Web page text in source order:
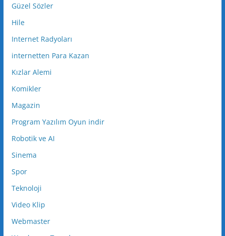
Güzel Sözler
Hile
Internet Radyoları
internetten Para Kazan
Kızlar Alemi
Komikler
Magazin
Program Yazılım Oyun indir
Robotik ve AI
Sinema
Spor
Teknoloji
Video Klip
Webmaster